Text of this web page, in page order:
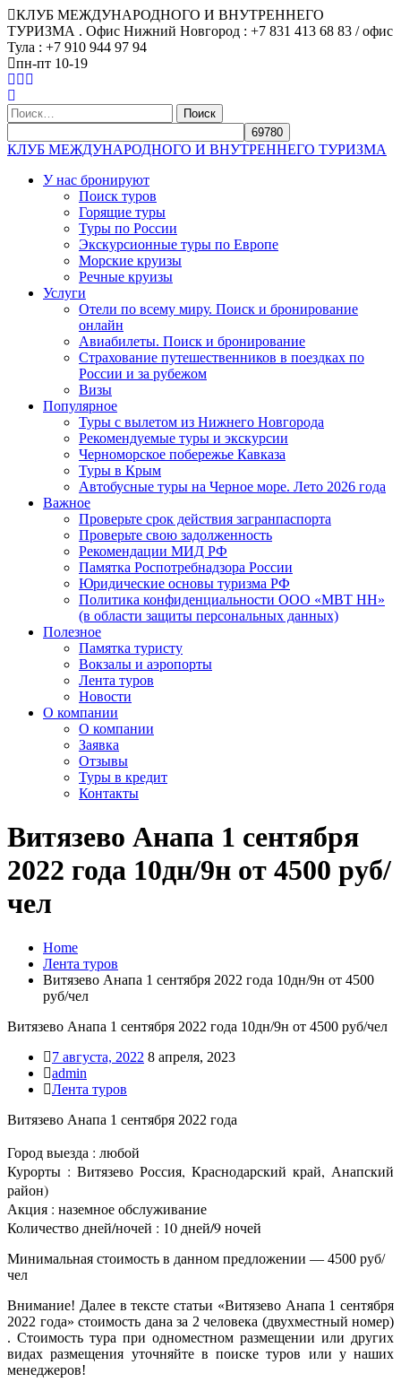
КЛУБ МЕЖДУНАРОДНОГО И ВНУТРЕННЕГО
ТУРИЗМА . Офис Нижний Новгород : +7 831 413 68 83 / офис
Тула : +7 910 944 97 94
пн-пт 10-19
Найти:
КЛУБ МЕЖДУНАРОДНОГО И ВНУТРЕННЕГО ТУРИЗМА
У нас бронируют
Поиск туров
Горящие туры
Туры по России
Экскурсионные туры по Европе
Морские круизы
Речные круизы
Услуги
Отели по всему миру. Поиск и бронирование
онлайн
Авиабилеты. Поиск и бронирование
Страхование путешественников в поездках по
России и за рубежом
Визы
Популярное
Туры с вылетом из Нижнего Новгорода
Рекомендуемые туры и экскурсии
Черноморское побережье Кавказа
Туры в Крым
Автобусные туры на Черное море. Лето 2026 года
Важное
Проверьте срок действия загранпаспорта
Проверьте свою задолженность
Рекомендации МИД РФ
Памятка Роспотребнадзора России
Юридические основы туризма РФ
Политика конфиденциальности ООО «МВТ НН»
(в области защиты персональных данных)
Полезное
Памятка туристу
Вокзалы и аэропорты
Лента туров
Новости
О компании
О компании
Заявка
Отзывы
Туры в кредит
Контакты
Витязево Анапа 1 сентября
2022 года 10дн/9н от 4500 руб/
чел
Home
Лента туров
Витязево Анапа 1 сентября 2022 года 10дн/9н от 4500
руб/чел
Витязево Анапа 1 сентября 2022 года 10дн/9н от 4500 руб/чел
7 августа, 2022 8 апреля, 2023
admin
Лента туров
Витязево Анапа 1 сентября 2022 года
Город выезда : любой
Курорты : Витязево Россия, Краснодарский край, Анапский
район)
Акция : наземное обслуживание
Количество дней/ночей : 10 дней/9 ночей
Минимальная стоимость в данном предложении — 4500 руб/
чел
Внимание! Далее в тексте статьи «Витязево Анапа 1 сентября
2022 года» стоимость дана за 2 человека (двухместный номер)
. Стоимость тура при одноместном размещении или других
видах размещения уточняйте в поиске туров или у наших
менеджеров!